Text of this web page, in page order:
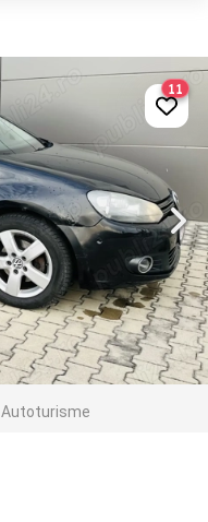
Autoturisme
11